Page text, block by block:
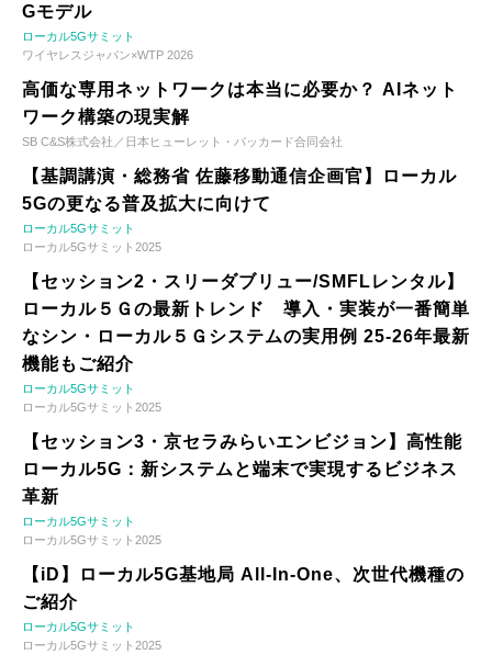
Gモデル
ローカル5Gサミット
ワイヤレスジャパン×WTP 2026
高価な専用ネットワークは本当に必要か？ AIネット
ワーク構築の現実解
SB C&S株式会社／日本ヒューレット・パッカード合同会社
【基調講演・総務省 佐藤移動通信企画官】ローカル
5Gの更なる普及拡大に向けて
ローカル5Gサミット
ローカル5Gサミット2025
【セッション2・スリーダブリュー/SMFLレンタル】
ローカル５Ｇの最新トレンド 導入・実装が一番簡単
なシン・ローカル５Ｇシステムの実用例 25-26年最新
機能もご紹介
ローカル5Gサミット
ローカル5Gサミット2025
【セッション3・京セラみらいエンビジョン】高性能
ローカル5G：新システムと端末で実現するビジネス
革新
ローカル5Gサミット
ローカル5Gサミット2025
【iD】ローカル5G基地局 All-In-One、次世代機種の
ご紹介
ローカル5Gサミット
ローカル5Gサミット2025